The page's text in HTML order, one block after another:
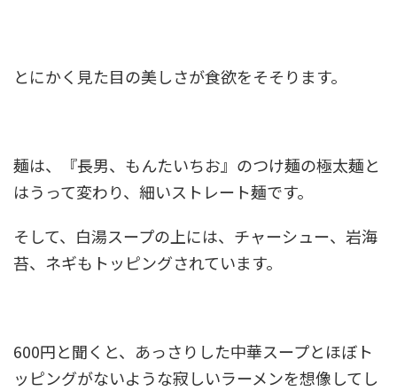
とにかく 見た目の美しさが食欲をそそります。
麺は、『長男、もんたいちお』のつけ麺の極太麺と
はうって変わり、細いストレート麺です。
そして、白湯スープの上には、チャーシュー、岩海
苔、ネギもトッピングされています。
600円と聞くと、あっさりした中華スープとほぼト
ッピングがないような寂しいラーメンを想像してし